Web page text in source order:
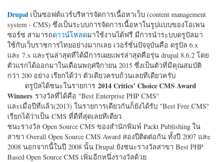
Drupal เป็นซอฟต์แวร์บริหารจัดการเนื้อหาเว็บ (content management
system - CMS) ซึ่งเป็นระบบการจัดการเนื้อหาในรูปแบบของโอเพน
ซอร์ซ สามารถดาวน์โหลดมาใช้งานได้ฟรี มีการนำระบบดรูปัลมา
ใช้กับเว็บราชการไทยอย่างมากเลย เวอร์ชั่นปัจจุบันคือ ดรูปัล 6.x
และ 7.x และรุ่นล่าสุดที่ได้มีการเผยแพร่ล่าสุดคือรุ่น drupal 8.6.2 โดย
ตัวแรกได้ออกมาในเดือนพฤศจิกายน 2015 ซึ่งเป็นตัวที่มีคุณสมบัติ
กว่า 200 อย่าง เรียกได้ว่า ตัวเดียวครบถ้วนเลยทีเดียวครับ
ดรูปัลได้ชนะในรายการ 2014 Critics' Choice CMS Award
Winners รางวัลที่ได้คือ "Best Enterprise PHP CMS"
และเมื่อปีที่แล้ว(2013) ในรายการเดียวกันก็ยังได้รับ "Best Free CMS"
เรียกได้ว่าเป็น CMS ที่ดีที่สุดเลยทีเดียว
ชนะรางวัล Open Source CMS ของสำนักพิมพ์ Packt Publishing ใน
สาขา Overall Open Source CMS Award สองปีติดต่อกัน ทั้งปี 2007 และ
2008 นอกจากนี้ในปี 2008 นั้น Drupal ยังชนะรางวัลสาขา Best PHP
Based Open Source CMS เพิ่มอีกหนึ่งรางวัลด้วย